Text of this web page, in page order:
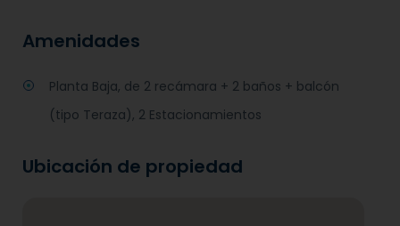
Amenidades
Planta Baja, de 2 recámara + 2 baños + balcón
(tipo Teraza), 2 Estacionamientos
Ubicación de propiedad